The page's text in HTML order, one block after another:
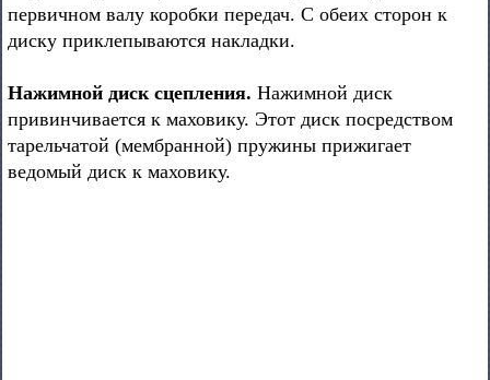
первичном валу коробки передач. С обеих сторон к
диску приклепываются накладки.
Нажимной диск сцепления. Нажимной диск
привинчивается к маховику. Этот диск посредством
тарельчатой (мембранной) пружины прижигает
ведомый диск к маховику.